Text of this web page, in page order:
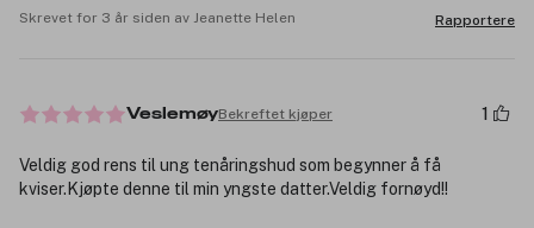
Skrevet for 3 år siden av Jeanette Helen Rapportere
VeslemøyBekreftet kjøper 1
Veldig god rens til ung tenåringshud som begynner å få
kviser.Kjøpte denne til min yngste datter.Veldig fornøyd!!